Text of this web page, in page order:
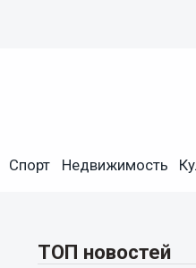
Спорт Недвижимость
ТОП новостей